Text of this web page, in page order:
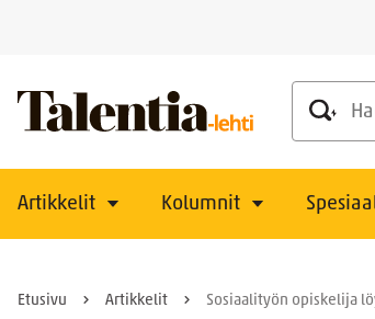
Hae
Artikkelit Kolumnit
Etusivu Artikkelit Sosiaalityön opiskelija